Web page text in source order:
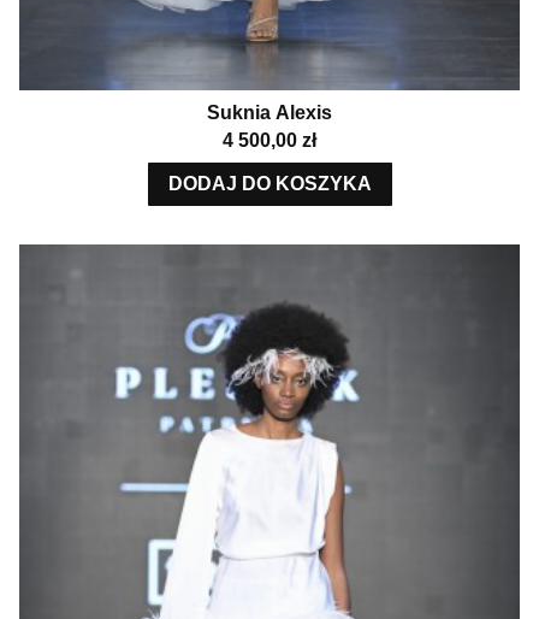
Suknia Alexis
Cena
4 500,00 zł
DODAJ DO KOSZYKA